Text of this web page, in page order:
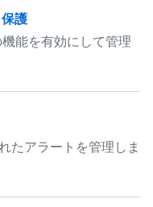
護
能を有効にして管理
たアラートを管理しま